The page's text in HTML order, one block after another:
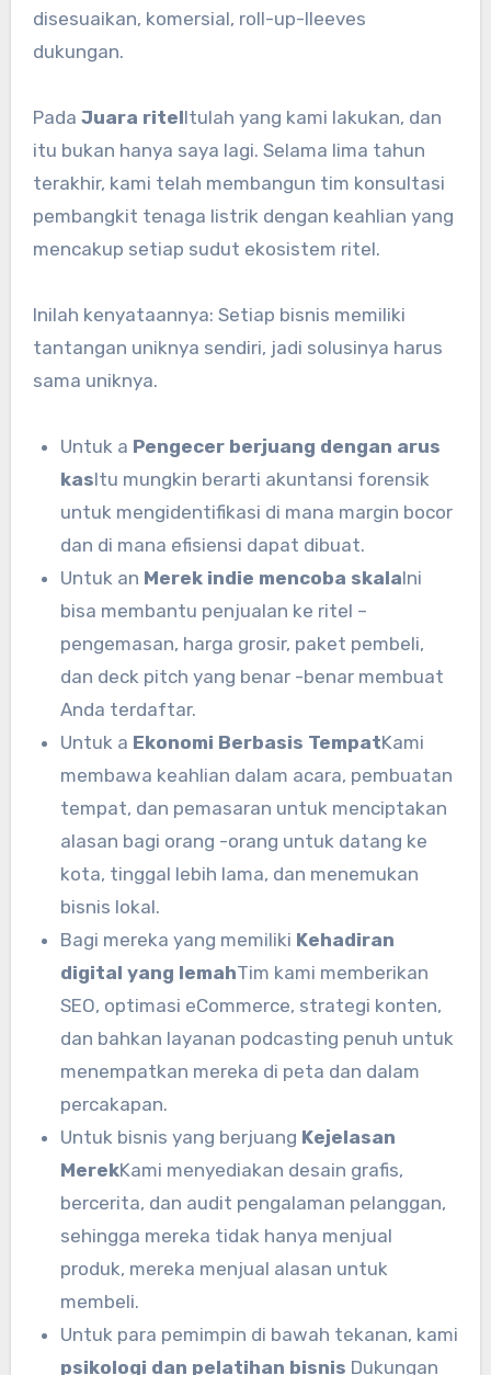
disesuaikan, komersial, roll-up-lleeves
dukungan.
Pada Juara ritelItulah yang kami lakukan, dan
itu bukan hanya saya lagi. Selama lima tahun
terakhir, kami telah membangun tim konsultasi
pembangkit tenaga listrik dengan keahlian yang
mencakup setiap sudut ekosistem ritel.
Inilah kenyataannya: Setiap bisnis memiliki
tantangan uniknya sendiri, jadi solusinya harus
sama uniknya.
Untuk a Pengecer berjuang dengan arus
kasItu mungkin berarti akuntansi forensik
untuk mengidentifikasi di mana margin bocor
dan di mana efisiensi dapat dibuat.
Untuk an Merek indie mencoba skalaIni
bisa membantu penjualan ke ritel –
pengemasan, harga grosir, paket pembeli,
dan deck pitch yang benar -benar membuat
Anda terdaftar.
Untuk a Ekonomi Berbasis TempatKami
membawa keahlian dalam acara, pembuatan
tempat, dan pemasaran untuk menciptakan
alasan bagi orang -orang untuk datang ke
kota, tinggal lebih lama, dan menemukan
bisnis lokal.
Bagi mereka yang memiliki Kehadiran
digital yang lemahTim kami memberikan
SEO, optimasi eCommerce, strategi konten,
dan bahkan layanan podcasting penuh untuk
menempatkan mereka di peta dan dalam
percakapan.
Untuk bisnis yang berjuang Kejelasan
MerekKami menyediakan desain grafis,
bercerita, dan audit pengalaman pelanggan,
sehingga mereka tidak hanya menjual
produk, mereka menjual alasan untuk
membeli.
Untuk para pemimpin di bawah tekanan, kami
psikologi dan pelatihan bisnis Dukungan